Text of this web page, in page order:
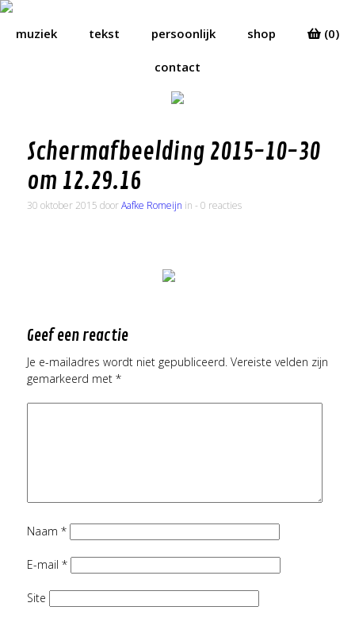
muziek tekst persoonlijk shop (0)
contact
Schermafbeelding 2015-10-30
om 12.29.16
30 oktober 2015 doorAafke Romeijn in - 0 reacties
Geef een reactie
Je e-mailadres wordt niet gepubliceerd. Vereiste velden zijn
gemarkeerd met *
Naam *
E-mail *
Site